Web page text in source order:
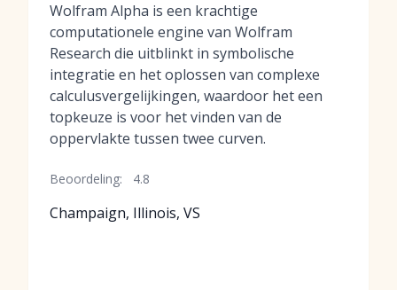
Wolfram Alpha is een krachtige
computationele engine van Wolfram
Research die uitblinkt in symbolische
integratie en het oplossen van complexe
calculusvergelijkingen, waardoor het een
topkeuze is voor het vinden van de
oppervlakte tussen twee curven.
Beoordeling: 4.8
Champaign, Illinois, VS